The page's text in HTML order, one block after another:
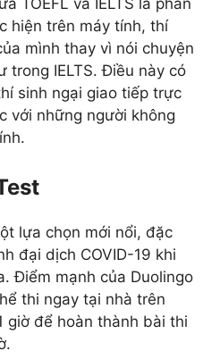
hiện trên máy tính, thí
mình thay vì nói chuyện
trong IELTS. Điều này có
sinh ngại giao tiếp trực
với những người không
lựa chọn mới nổi, đặc
đại dịch COVID-19 khi
Điểm mạnh của Duolingo
thi ngay tại nhà trên
giờ để hoàn thành bài thi